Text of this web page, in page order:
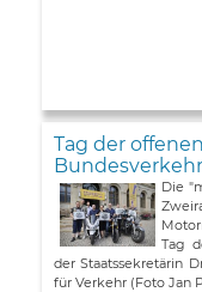
Tag der
Die
Tag
der Staatssekretärin
für Verkehr (Foto Jan